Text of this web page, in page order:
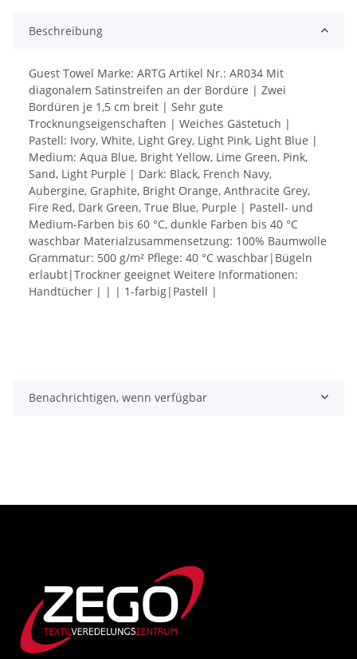
Beschreibung
Guest Towel Marke: ARTG Artikel Nr.: AR034 Mit
diagonalem Satinstreifen an der Bordüre | Zwei
Bordüren je 1,5 cm breit | Sehr gute
Trocknungseigenschaften | Weiches Gästetuch |
Pastell: Ivory, White, Light Grey, Light Pink, Light Blue |
Medium: Aqua Blue, Bright Yellow, Lime Green, Pink,
Sand, Light Purple | Dark: Black, French Navy,
Aubergine, Graphite, Bright Orange, Anthracite Grey,
Fire Red, Dark Green, True Blue, Purple | Pastell- und
Medium-Farben bis 60 °C, dunkle Farben bis 40 °C
waschbar Materialzusammensetzung: 100% Baumwolle
Grammatur: 500 g/m² Pflege: 40 °C waschbar|Bügeln
erlaubt|Trockner geeignet Weitere Informationen:
Handtücher | | | 1-farbig|Pastell |
Benachrichtigen, wenn verfügbar